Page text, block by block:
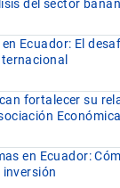
del sector
Ecuador: El
fortalecer su
Económica
en Ecuador: